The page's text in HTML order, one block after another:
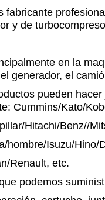
fabricante
y de
en la
generador, el
pueden
Cummins/Kato/
Hitachi/Benz//
hombre/Isuzu/
Renault, etc.
podemos